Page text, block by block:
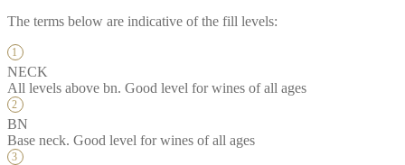
The terms below are indicative of the fill levels:
NECK
All levels above bn. Good level for wines of all ages
BN
Base neck. Good level for wines of all ages